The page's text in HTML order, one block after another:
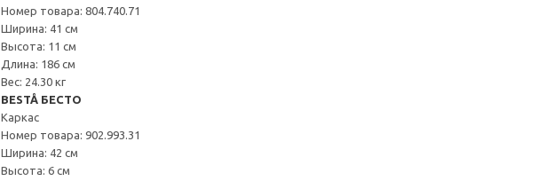
Номер товара: 804.740.71
Ширина: 41 см
Высота: 11 см
Длина: 186 см
Вес: 24.30 кг
BESTÅ БЕСТО
Каркас
Номер товара: 902.993.31
Ширина: 42 см
Высота: 6 см